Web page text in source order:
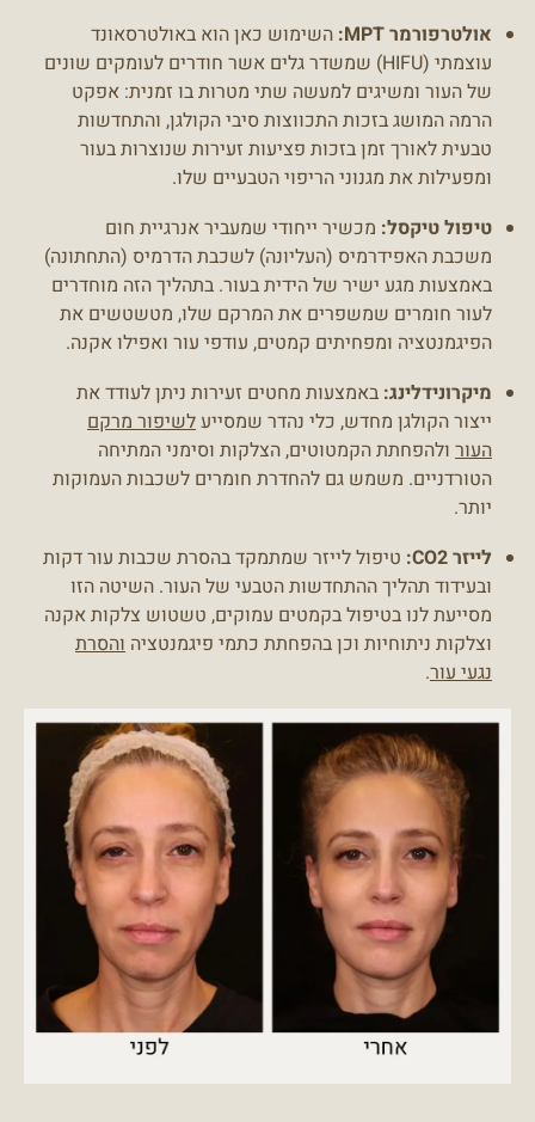
אולטרפורמר MPT
: השימוש כאן הוא באולטרסאונד
עוצמתי (HIFU) שמשדר גלים אשר חודרים לעומקים שונים
של העור ומשיגים למעשה שתי מטרות בו זמנית: אפקט
הרמה המושג בזכות התכווצות סיבי הקולגן, והתחדשות
טבעית לאורך זמן בזכות פציעות זעירות שנוצרות בעור
ומפעילות את מגנוני הריפוי הטבעיים שלו.
טיפול טיקסל: מכשיר ייחודי שמעביר אנרגיית חום
משכבת האפידרמיס (העליונה) לשכבת הדרמיס (התחתונה)
באמצעות מגע ישיר של הידית בעור. בתהליך הזה מוחדרים
לעור חומרים שמשפרים את המרקם שלו, מטשטשים את
הפיגמנטציה ומפחיתים קמטים, עודפי עור ואפילו אקנה.
מיקרונידלינג: באמצעות מחטים זעירות ניתן לעודד את
ייצור הקולגן מחדש, כלי נהדר שמסייעלשיפור מרקם
העור ולהפחתת הקמטוטים, הצלקות וסימני המתיחה
הטורדניים. משמש גם להחדרת חומרים לשכבות העמוקות
יותר.
לייזר CO2
: טיפול לייזר שמתמקד בהסרת שכבות עור דקות
ובעידוד תהליך ההתחדשות הטבעי של העור. השיטה הזו
מסייעת לנו בטיפול בקמטים עמוקים, טשטוש צלקות אקנה
וצלקות ניתוחיות וכן בהפחתת כתמי פיגמנטציה והסרת
נגעי עור.